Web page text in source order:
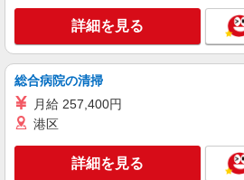
時給1,442円〜
による 保健師・正看護
時給1,442円 〇時間外
〇年末年始勤務手当
エイジフリーハウ
キープ
パナソニック エイジフリーハウス船橋習
詳細を見る
総合病院の清掃
月給 257,400円
港区
詳細を見る